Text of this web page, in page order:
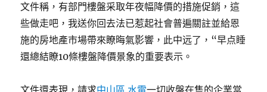
文件稱，有部門樓盤采取年夜幅降價的措施促銷，這
些做走吧，我送你回去法已惹起社會普遍關註並給恩
施的房地產市場帶來瞭晦氣影響，此中远了，“早点睡
還總結瞭10條樓盤降價景象的重要表示。
文件還表現，請求中山區 水電一切收盤在售的企業當